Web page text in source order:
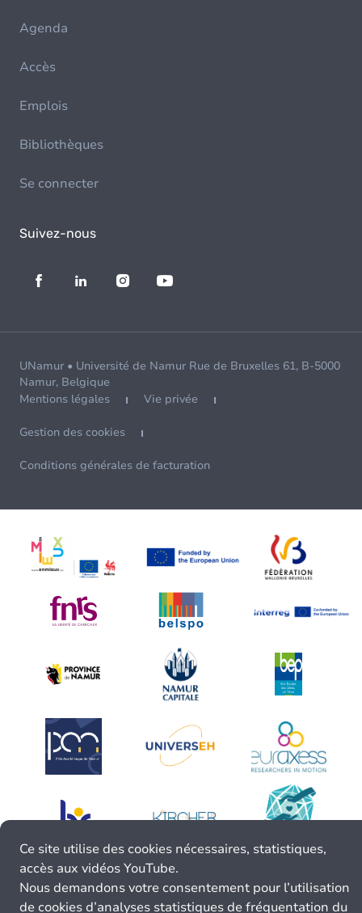
Agenda
Accès
Emplois
Bibliothèques
Se connecter
Suivez-nous
UNamur • Université de Namur Rue de Bruxelles 61, B-5000
Namur, Belgique
Mentions légales
Vie privée
Gestion des cookies
Conditions générales de facturation
Ce site utilise des cookies nécessaires, statistiques,
accès aux vidéos YouTube.
Nous demandons votre consentement pour l’utilisation
de cookies d’analyses statistiques de fréquentation du